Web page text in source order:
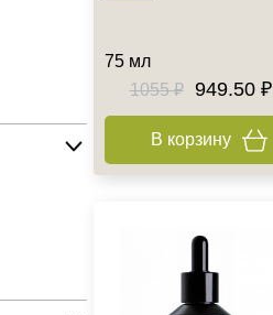
75 мл
1055 ₽
949.50 ₽
В корзину